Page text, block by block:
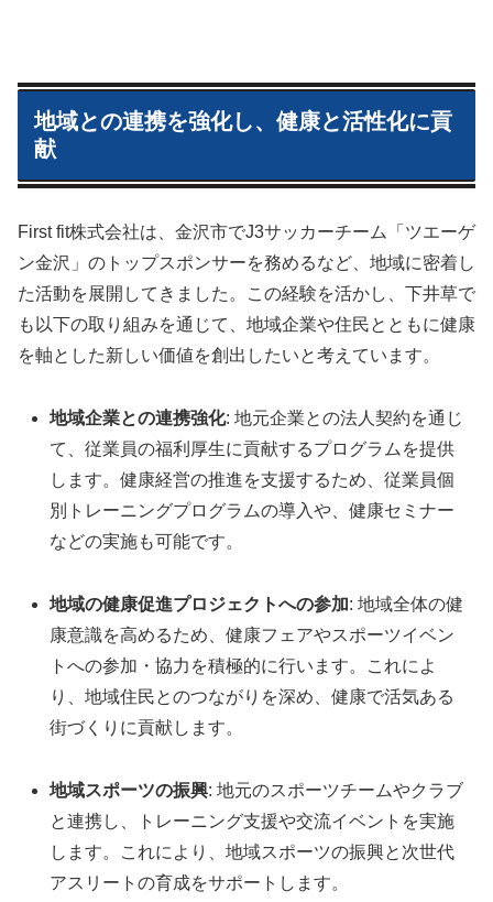
地域との連携を強化し、健康と活性化に貢
献
First fit株式会社は、金沢市でJ3サッカーチーム「ツエーゲ
ン金沢」のトップスポンサーを務めるなど、地域に密着し
た活動を展開してきました。この経験を活かし、下井草で
も以下の取り組みを通じて、地域企業や住民とともに健康
を軸とした新しい価値を創出したいと考えています。
地域企業との連携強化: 地元企業との法人契約を通じ
て、従業員の福利厚生に貢献するプログラムを提供
します。健康経営の推進を支援するため、従業員個
別トレーニングプログラムの導入や、健康セミナー
などの実施も可能です。
地域の健康促進プロジェクトへの参加: 地域全体の健
康意識を高めるため、健康フェアやスポーツイベン
トへの参加・協力を積極的に行います。これによ
り、地域住民とのつながりを深め、健康で活気ある
街づくりに貢献します。
地域スポーツの振興: 地元のスポーツチームやクラブ
と連携し、トレーニング支援や交流イベントを実施
します。これにより、地域スポーツの振興と次世代
アスリートの育成をサポートします。